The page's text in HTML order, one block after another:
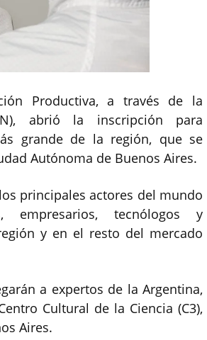
Productiva, a través de la
abrió la inscripción para
grande de la región, que se
Autónoma de Buenos Aires.
principales actores del mundo
empresarios, tecnólogos y
y en el resto del mercado
a expertos de la Argentina,
Cultural de la Ciencia (C3),
Aires.